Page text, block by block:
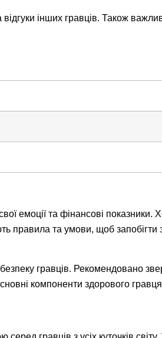
інших гравців. Також
емоції та фінансові показники.
правила та умови, щоб запобігти
гравців. Рекомендовано
компоненти здорового